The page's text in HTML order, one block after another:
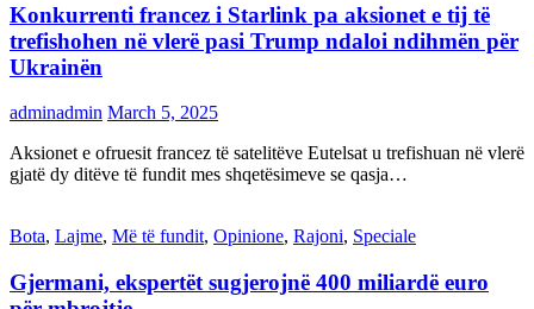
Konkurrenti francez i Starlink pa aksionet e tij të
trefishohen në vlerë pasi Trump ndaloi ndihmën për
Ukrainën
adminadmin March 5, 2025
Aksionet e ofruesit francez të satelitëve Eutelsat u trefishuan në vlerë
gjatë dy ditëve të fundit mes shqetësimeve se qasja…
Bota, Lajme, Më të fundit, Opinione, Rajoni, Speciale
Gjermani, ekspertët sugjerojnë 400 miliardë euro